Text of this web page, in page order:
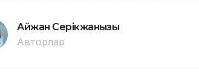
Айжан Серікжанқызы
Авторлар